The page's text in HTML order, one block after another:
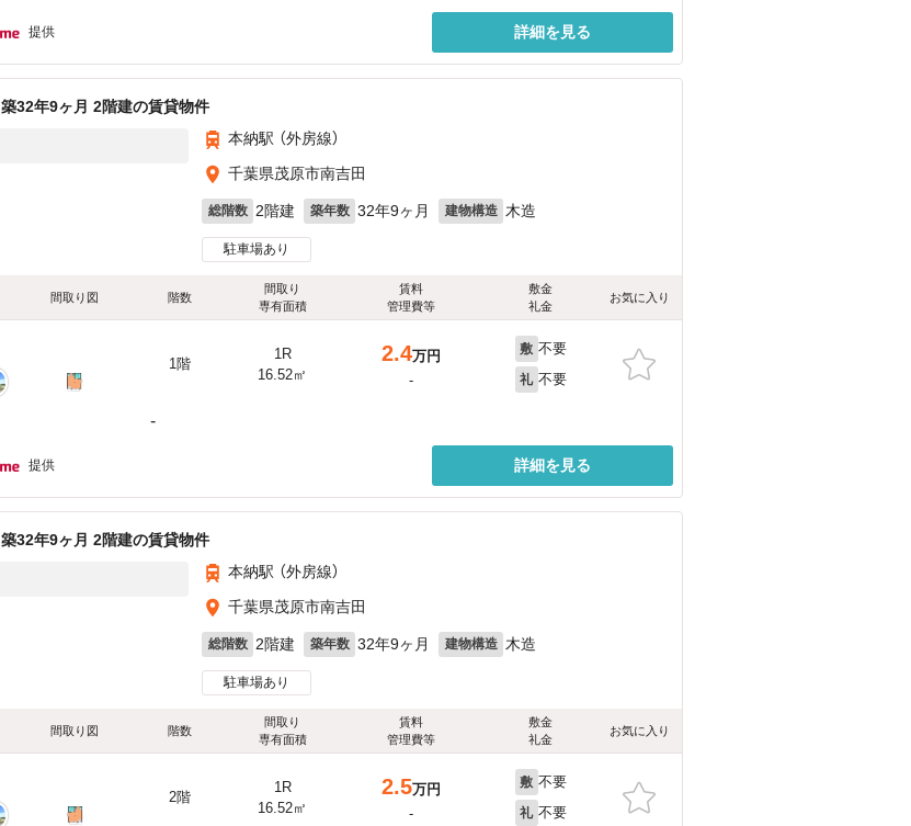
提供 詳細を見る
築32年9ヶ月 2階建の賃貸物件
本納駅 （外房線）
千葉県茂原市南吉田
総階数 2階建 築年数 32年9ヶ月 建物構造 木造
駐車場あり
間取り図 階数
間取り
専有面積
賃料
管理費等
敷金
礼金
お気に入り
1階
1R
16.52㎡
2.4万円
-
敷 不要
礼 不要
-
提供 詳細を見る
築32年9ヶ月 2階建の賃貸物件
本納駅 （外房線）
千葉県茂原市南吉田
総階数 2階建 築年数 32年9ヶ月 建物構造 木造
駐車場あり
間取り図 階数
間取り
専有面積
賃料
管理費等
敷金
礼金
お気に入り
2階
1R
16.52㎡
2.5万円
-
敷 不要
礼 不要